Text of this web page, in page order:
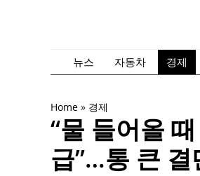
뉴스 자동차 경제
Home » 경제
“물 들어올
급”…통 큰 결